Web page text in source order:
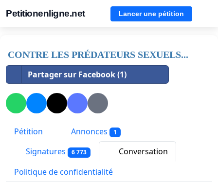
Petitionenligne.net Lancer une pétition
CONTRE LES PRÉDATEURS SEXUELS...
Partager sur Facebook (1)
Pétition Annonces 1
Signatures 6 773
Conversation
Politique de confidentialité